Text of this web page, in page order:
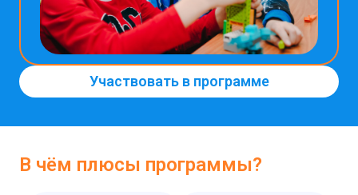
Участвовать в программе
В чём плюсы программы?